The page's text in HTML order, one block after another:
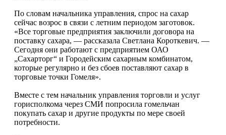
По словам начальника управления, спрос на сахар
сейчас возрос в связи с летним периодом заготовок.
«Все торговые предприятия заключили договора на
поставку сахара, — рассказала Светлана Короткевич. —
Сегодня они работают с предприятием ОАО
„Сахарторг“ и Городейским сахарным комбинатом,
которые регулярно и без сбоев поставляют сахар в
торговые точки Гомеля».
Вместе с тем начальник управления торговли и услуг
горисполкома через СМИ попросила гомельчан
покупать сахар и другие продукты по мере своей
потребности.